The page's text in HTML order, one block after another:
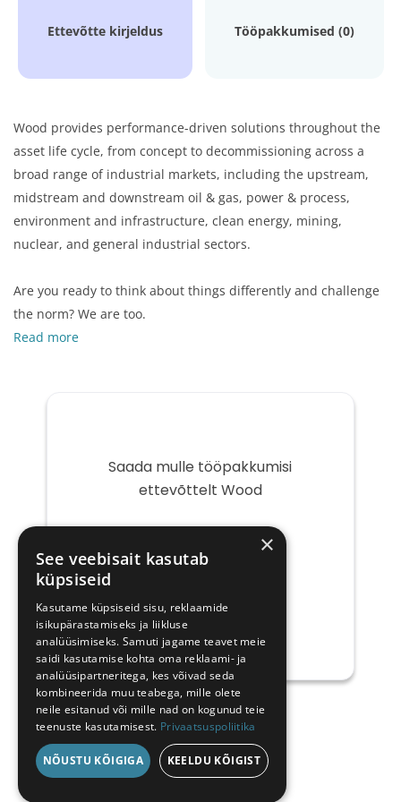
Ettevõtte kirjeldus Tööpakkumised (0)
Wood provides performance-driven solutions throughout the
asset life cycle, from concept to decommissioning across a
broad range of industrial markets, including the upstream,
midstream and downstream oil & gas, power & process,
environment and infrastructure, clean energy, mining,
nuclear, and general industrial sectors.
Are you ready to think about things differently and challenge
the norm? We are too.
Read more
Saada mulle tööpakkumisi
ettevõttelt Wood
post
×
See veebisait kasutab
küpsiseid
Kasutame küpsiseid sisu, reklaamide
isikupärastamiseks ja liikluse
analüüsimiseks. Samuti jagame teavet meie
saidi kasutamise kohta oma reklaami- ja
analüüsipartneritega, kes võivad seda
kombineerida muu teabega, mille olete
neile esitanud või mille nad on kogunud teie
teenuste kasutamisest. Privaatsuspoliitika
NÕUSTU KÕIGIGA KEELDU KÕIGIST